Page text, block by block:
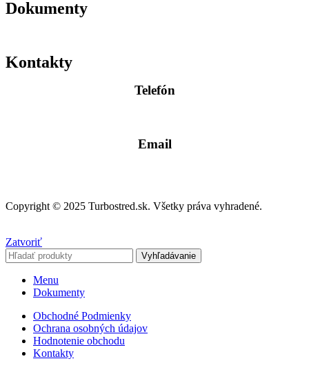
Dokumenty
Kontakty
Telefón
Email
Copyright © 2025 Turbostred.sk. Všetky práva vyhradené.
Zatvoriť
Vyhľadávanie
Menu
Dokumenty
Obchodné Podmienky
Ochrana osobných údajov
Hodnotenie obchodu
Kontakty